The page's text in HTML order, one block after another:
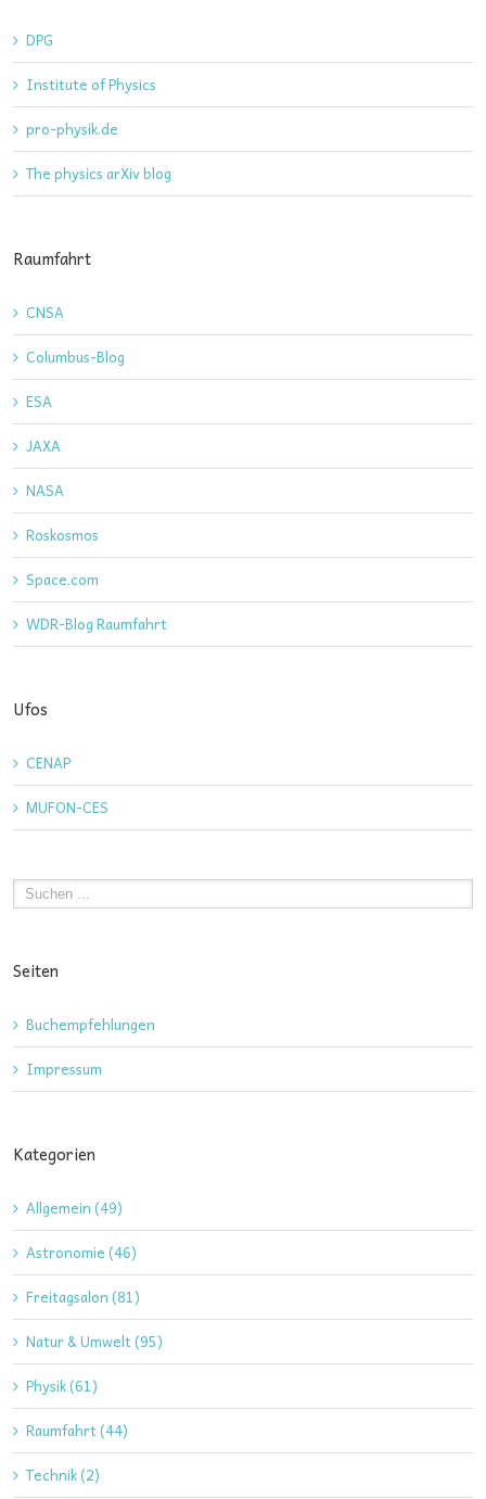
DPG
Institute of Physics
pro-physik.de
The physics arXiv blog
Raumfahrt
CNSA
Columbus-Blog
ESA
JAXA
NASA
Roskosmos
Space.com
WDR-Blog Raumfahrt
Ufos
CENAP
MUFON-CES
Seiten
Buchempfehlungen
Impressum
Kategorien
Allgemein (49)
Astronomie (46)
Freitagsalon (81)
Natur & Umwelt (95)
Physik (61)
Raumfahrt (44)
Technik (2)